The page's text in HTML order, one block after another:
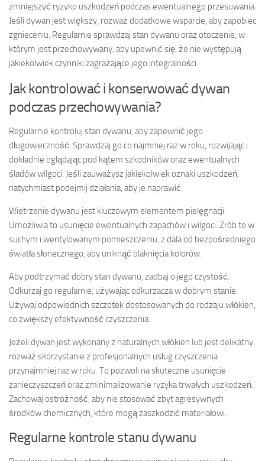
zmniejszyć ryzyko uszkodzeń podczas ewentualnego przesuwania.
Jeśli dywan jest większy, rozważ dodatkowe wsparcie, aby zapobiec
zgnieceniu. Regularnie sprawdzaj stan dywanu oraz otoczenie, w
którym jest przechowywany, aby upewnić się, że nie występują
jakiekolwiek czynniki zagrażające jego integralności.
Jak kontrolować i konserwować dywan
podczas przechowywania?
Regularnie kontroluj stan dywanu, aby zapewnić jego
długowieczność. Sprawdzaj go co najmniej raz w roku, rozwijając i
dokładnie oglądając pod kątem szkodników oraz ewentualnych
śladów wilgoci. Jeśli zauważysz jakiekolwiek oznaki uszkodzeń,
natychmiast podejmij działania, aby je naprawić.
Wietrzenie dywanu jest kluczowym elementem pielęgnacji.
Umożliwia to usunięcie ewentualnych zapachów i wilgoci. Zrób to w
suchym i wentylowanym pomieszczeniu, z dala od bezpośredniego
światła słonecznego, aby uniknąć blaknięcia kolorów.
Aby podtrzymać dobry stan dywanu, zadbaj o jego czystość.
Odkurzaj go regularnie, używając odkurzacza w dobrym stanie.
Używaj odpowiednich szczotek dostosowanych do rodzaju włókien,
co zwiększy efektywność czyszczenia.
Jeżeli dywan jest wykonany z naturalnych włókien lub jest delikatny,
rozważ skorzystanie z profesjonalnych usług czyszczenia
przynajmniej raz w roku. To pozwoli na skuteczne usunięcie
zanieczyszczeń oraz zminimalizowanie ryzyka trwałych uszkodzeń.
Zachowaj ostrożność, aby nie stosować zbyt agresywnych
środków chemicznych, które mogą zaszkodzić materiałowi.
Regularne kontrole stanu dywanu